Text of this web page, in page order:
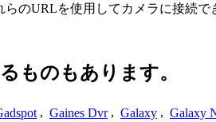
のURLを使用してカメラに接続
ものもあります。
, Gaines Dvr , Galaxy , Galaxy